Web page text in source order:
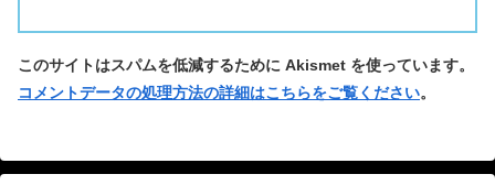
このサイトはスパムを低減するために Akismet を使っています。
コメントデータの処理方法の詳細はこちらをご覧ください。